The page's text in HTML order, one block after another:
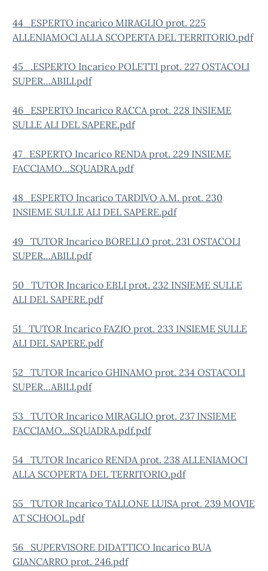
44_ESPERTO incarico MIRAGLIO prot. 225
ALLENIAMOCI ALLA SCOPERTA DEL TERRITORIO.pdf
45_.ESPERTO Incarico POLETTI prot. 227 OSTACOLI
SUPER…ABILI.pdf
46_ESPERTO Incarico RACCA prot. 228 INSIEME
SULLE ALI DEL SAPERE.pdf
47_ESPERTO Incarico RENDA prot. 229 INSIEME
FACCIAMO…SQUADRA.pdf
48_ESPERTO Incarico TARDIVO A.M. prot. 230
INSIEME SULLE ALI DEL SAPERE.pdf
49_TUTOR Incarico BORELLO prot. 231 OSTACOLI
SUPER…ABILI.pdf
50_TUTOR Incarico EBLI prot. 232 INSIEME SULLE
ALI DEL SAPERE.pdf
51_TUTOR Incarico FAZIO prot. 233 INSIEME SULLE
ALI DEL SAPERE.pdf
52_TUTOR Incarico GHINAMO prot. 234 OSTACOLI
SUPER…ABILI.pdf
53_TUTOR Incarico MIRAGLIO prot. 237 INSIEME
FACCIAMO…SQUADRA.pdf.pdf
54_TUTOR Incarico RENDA prot. 238 ALLENIAMOCI
ALLA SCOPERTA DEL TERRITORIO.pdf
55_TUTOR Incarico TALLONE LUISA prot. 239 MOVIE
AT SCHOOL.pdf
56_SUPERVISORE DIDATTICO Incarico BUA
GIANCARRO prot. 246.pdf